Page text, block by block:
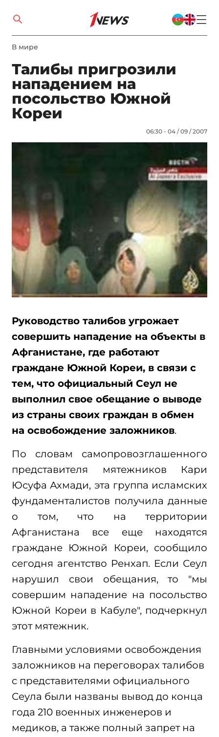
В мире
Талибы пригрозили
нападением на
посольство Южной
Кореи
06:30 - 04 / 09 / 2007
Руководство талибов угрожает
совершить нападение на объекты в
Афганистане, где работают
граждане Южной Кореи, в связи с
тем, что официальный Сеул не
выполнил свое обещание о выводе
из страны своих граждан в обмен
на освобождение заложников.
По словам самопровозглашенного
представителя мятежников Кари
Юсуфа Ахмади, эта группа исламских
фундаменталистов получила данные
о том, что на территории
Афганистана все еще находятся
граждане Южной Кореи, сообщило
сегодня агентство Ренхап. Если Сеул
нарушил свои обещания, то "мы
совершим нападение на посольство
Южной Кореи в Кабуле", подчеркнул
этот мятежник.
Главными условиями освобождения
заложников на переговорах талибов
с представителями официального
Сеула были названы вывод до конца
года 210 военных инженеров и
медиков, а также полный запрет на